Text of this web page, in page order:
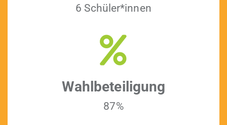
6 Schüler*innen
Wahlbeteili­gung
87%